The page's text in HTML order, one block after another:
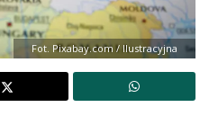
Fot. Pixabay.com / Ilustracyjna